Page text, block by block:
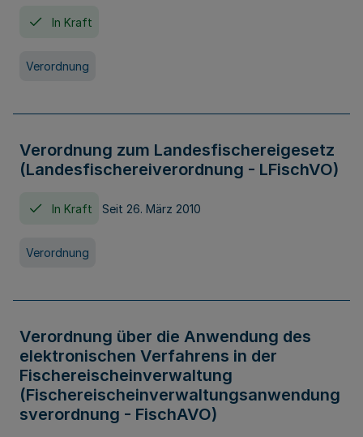
In Kraft
Verordnung
Verordnung zum Landesfischereigesetz
(Landesfischereiverordnung - LFischVO)
In Kraft Seit 26. März 2010
Verordnung
Verordnung über die Anwendung des
elektronischen Verfahrens in der
Fischereischeinverwaltung
(Fischereischeinverwaltungsanwendung
sverordnung - FischAVO)